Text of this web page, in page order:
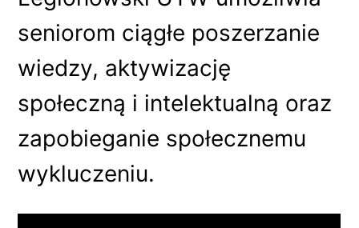
seniorom ciągłe poszerzanie
wiedzy, aktywizację
społeczną i intelektualną oraz
zapobieganie społecznemu
wykluczeniu.